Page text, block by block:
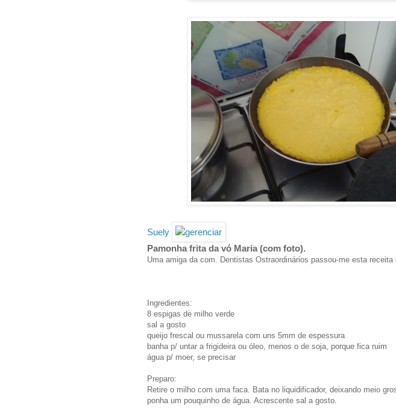
Suely
Pamonha frita da vó Maria (com foto).
Uma amiga da com. Dentistas Ostraordinários passou-me esta receita
Ingredientes:
8 espigas de milho verde
sal a gosto
queijo frescal ou mussarela com uns 5mm de espessura
banha p/ untar a frigideira ou óleo, menos o de soja, porque fica ruim
água p/ moer, se precisar
Preparo:
Retire o milho com uma faca. Bata no liquidificador, deixando meio
ponha um pouquinho de água. Acrescente sal a gosto.